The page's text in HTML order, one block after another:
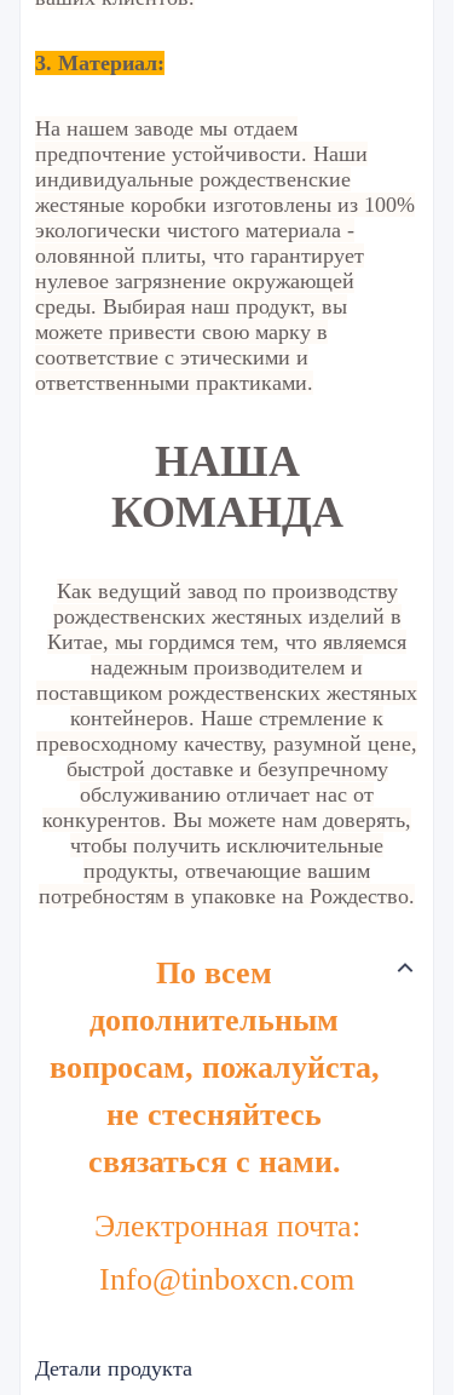
3. Материал:
На нашем заводе мы отдаем
предпочтение устойчивости. Наши
индивидуальные рождественские
жестяные коробки изготовлены из 100%
экологически чистого материала -
оловянной плиты, что гарантирует
нулевое загрязнение окружающей
среды. Выбирая наш продукт, вы
можете привести свою марку в
соответствие с этическими и
ответственными практиками.
НАША
КОМАНДА
Как ведущий завод по производству
рождественских жестяных изделий в
Китае, мы гордимся тем, что являемся
надежным производителем и
поставщиком рождественских жестяных
контейнеров. Наше стремление к
превосходному качеству, разумной цене,
быстрой доставке и безупречному
обслуживанию отличает нас от
конкурентов. Вы можете нам доверять,
чтобы получить исключительные
продукты, отвечающие вашим
потребностям в упаковке на Рождество.
По всем
дополнительным
вопросам, пожалуйста,
не стесняйтесь
связаться с нами.
Электронная почта:
Info@tinboxcn.com
Детали продукта